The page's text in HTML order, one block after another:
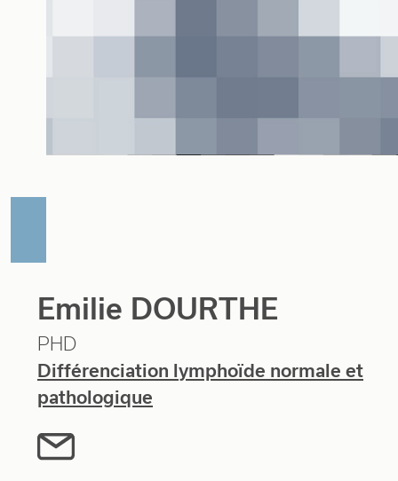
Emilie DOURTHE
PHD
Différenciation lymphoïde normale et
pathologique